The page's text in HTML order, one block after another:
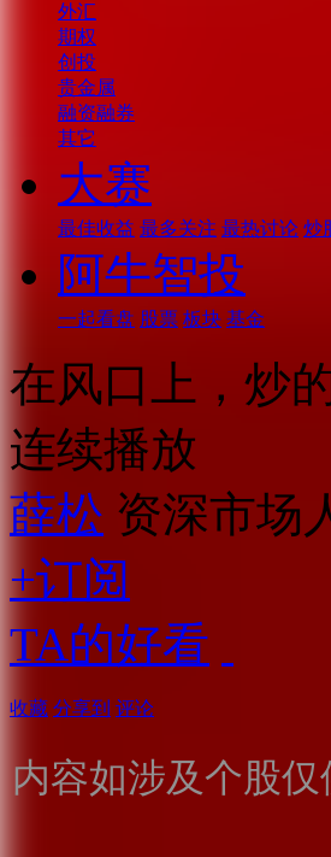
外汇
期权
创投
贵金属
融资融券
其它
大赛
最佳收益 最多关注 最热讨论 炒
阿牛智投
一起看盘 股票 板块 基金
在风口上，炒
连续播放
薛松 资深市场
+订阅
TA的好看
收藏 分享到 评论
内容如涉及个股